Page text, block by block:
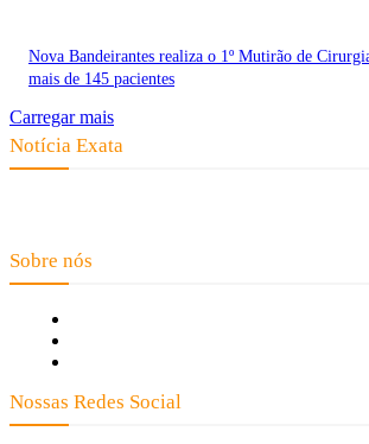
Nova Bandeirantes realiza o 1º Mutirão de
mais de 145 pacientes
Carregar mais
Notícia Exata
Sobre nós
Nossas Redes Social